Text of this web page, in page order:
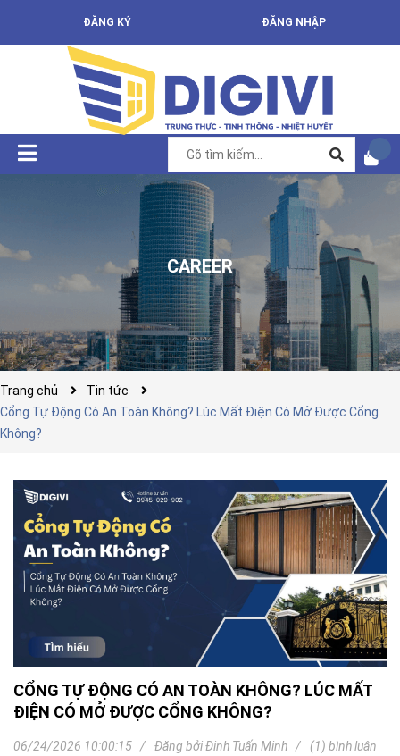
ĐĂNG KÝ ĐĂNG NHẬP
CAREER
Trang chủ
Tin tức
Cổng Tự Động Có An Toàn Không? Lúc Mất Điện Có Mở Được Cổng
Không?
CỔNG TỰ ĐỘNG CÓ AN TOÀN KHÔNG? LÚC MẤT
ĐIỆN CÓ MỞ ĐƯỢC CỔNG KHÔNG?
06/24/2026 10:00:15 Đăng bởiĐinh Tuấn Minh (1) bình luận